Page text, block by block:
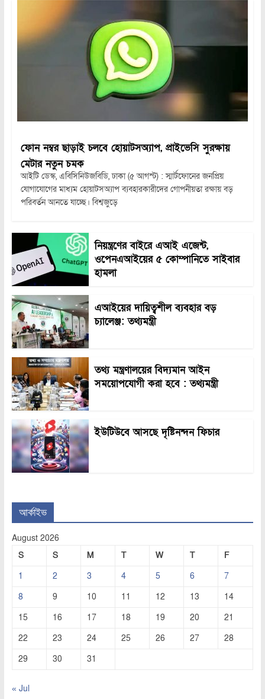
ফোন নম্বর ছাড়াই চলবে হোয়াটসঅ্যাপ, প্রাইভেসি সুরক্ষায়
মেটার নতুন চমক
আইটি ডেস্ক, এবিসিনিউজবিডি, ঢাকা (৫ আগস্ট) : স্মার্টফোনের জনপ্রিয়
যোগাযোগের মাধ্যম হোয়াটসঅ্যাপ ব্যবহারকারীদের গোপনীয়তা রক্ষায় বড়
পরিবর্তন আনতে যাচ্ছে। বিশ্বজুড়ে
নিয়ন্ত্রণের বাইরে এআই এজেন্ট,
ওপেনএআইয়ের ৫ কোম্পানিতে সাইবার
হামলা
এআইয়ের দায়িত্বশীল ব্যবহার বড়
চ্যালেঞ্জ: তথ্যমন্ত্রী
তথ্য মন্ত্রণালয়ের বিদ্যমান আইন
সময়োপযোগী করা হবে : তথ্যমন্ত্রী
ইউটিউবে আসছে দৃষ্টিনন্দন ফিচার
আর্কাইভ
August 2026
S
S M T W T
F
1
2 3 4 5 6
7
8
9 10 11 12 13
14
15
16 17 18 19 20
21
22
23 24 25 26 27
28
29
30 31
« Jul